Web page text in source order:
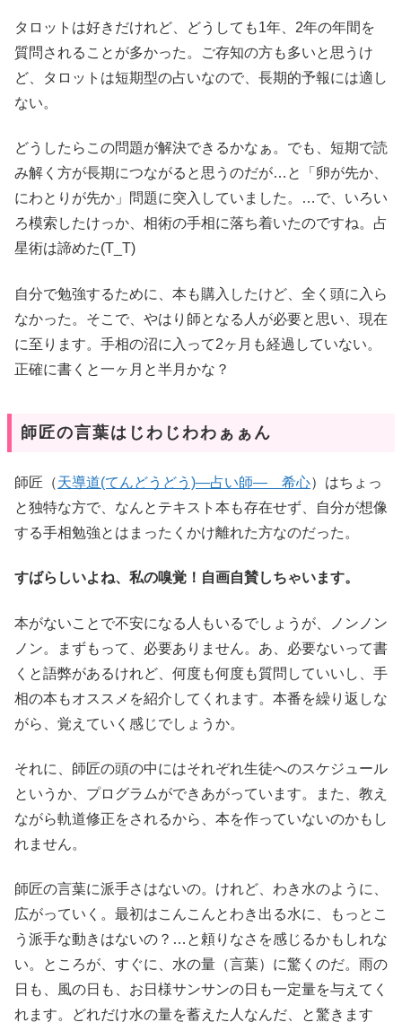
タロットは好きだけれど、どうしても1年、2年の年間を
質問されることが多かった。ご存知の方も多いと思うけ
ど、タロットは短期型の占いなので、長期的予報には適し
ない。
どうしたらこの問題が解決できるかなぁ。でも、短期で読
み解く方が長期につながると思うのだが…と「卵が先か、
にわとりが先か」問題に突入していました。…で、いろい
ろ模索したけっか、相術の手相に落ち着いたのですね。占
星術は諦めた(T_T)
自分で勉強するために、本も購入したけど、全く頭に入ら
なかった。そこで、やはり師となる人が必要と思い、現在
に至ります。手相の沼に入って2ヶ月も経過していない。
正確に書くと一ヶ月と半月かな？
師匠の言葉はじわじわわぁぁん
師匠（天導道(てんどうどう)―占い師― 希心）はちょっ
と独特な方で、なんとテキスト本も存在せず、自分が想像
する手相勉強とはまったくかけ離れた方なのだった。
すばらしいよね、私の嗅覚！自画自賛しちゃいます。
本がないことで不安になる人もいるでしょうが、ノンノン
ノン。まずもって、必要ありません。あ、必要ないって書
くと語弊があるけれど、何度も何度も質問していいし、手
相の本もオススメを紹介してくれます。本番を繰り返しな
がら、覚えていく感じでしょうか。
それに、師匠の頭の中にはそれぞれ生徒へのスケジュール
というか、プログラムができあがっています。また、教え
ながら軌道修正をされるから、本を作っていないのかもし
れません。
師匠の言葉に派手さはないの。けれど、わき水のように、
広がっていく。最初はこんこんとわき出る水に、もっとこ
う派手な動きはないの？…と頼りなさを感じるかもしれな
い。ところが、すぐに、水の量（言葉）に驚くのだ。雨の
日も、風の日も、お日様サンサンの日も一定量を与えてく
れます。どれだけ水の量を蓄えた人なんだ、と驚きます